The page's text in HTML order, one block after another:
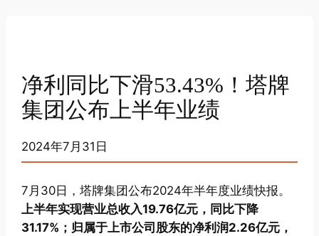
净利同比下滑53.43%！塔牌
集团公布上半年业绩
2024年7月31日
7月30日，塔牌集团公布2024年半年度业绩快报。
上半年实现营业总收入19.76亿元，同比下降
31.17%；归属于上市公司股东的净利润2.26亿元，